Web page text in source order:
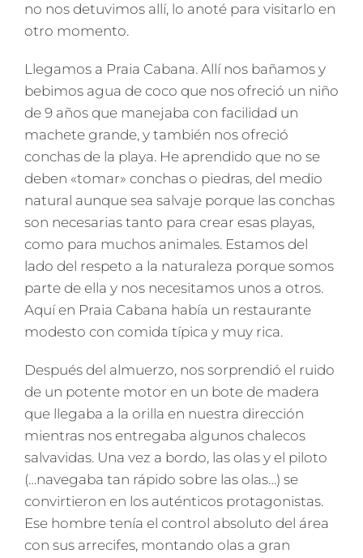
no nos detuvimos allí, lo anoté para visitarlo en
otro momento.
Llegamos a Praia Cabana. Allí nos bañamos y
bebimos agua de coco que nos ofreció un niño
de 9 años que manejaba con facilidad un
machete grande, y también nos ofreció
conchas de la playa. He aprendido que no se
deben «tomar» conchas o piedras, del medio
natural aunque sea salvaje porque las conchas
son necesarias tanto para crear esas playas,
como para muchos animales. Estamos del
lado del respeto a la naturaleza porque somos
parte de ella y nos necesitamos unos a otros.
Aquí en Praia Cabana había un restaurante
modesto con comida típica y muy rica.
Después del almuerzo, nos sorprendió el ruido
de un potente motor en un bote de madera
que llegaba a la orilla en nuestra dirección
mientras nos entregaba algunos chalecos
salvavidas. Una vez a bordo, las olas y el piloto
(…navegaba tan rápido sobre las olas…) se
convirtieron en los auténticos protagonistas.
Ese hombre tenía el control absoluto del área
con sus arrecifes, montando olas a gran